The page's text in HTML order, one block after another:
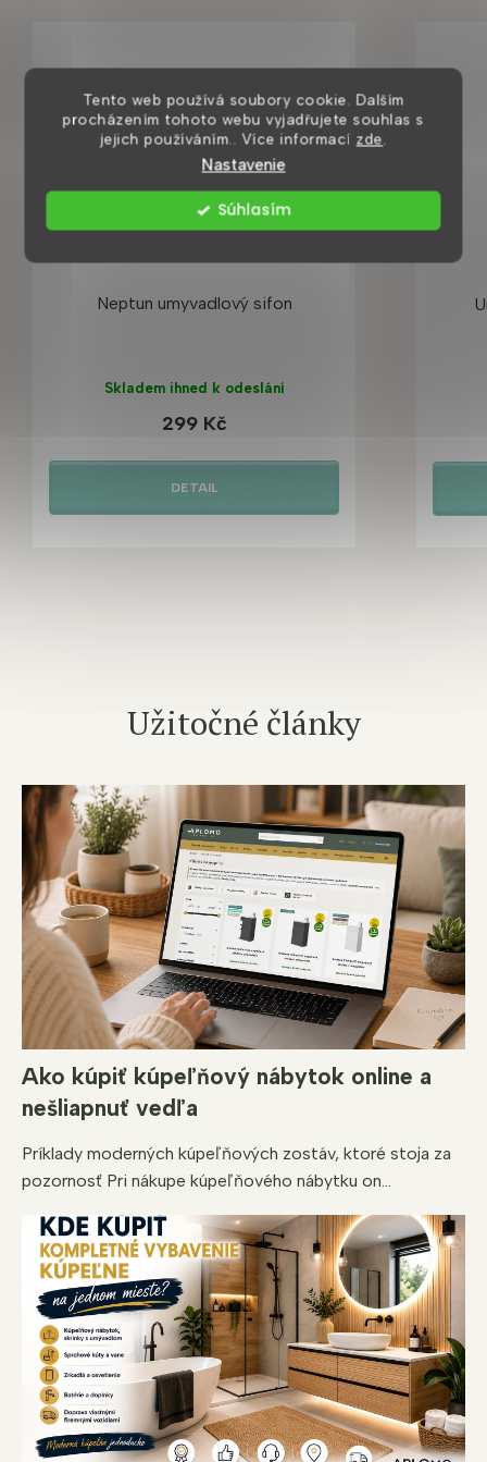
Tento web používá soubory cookie. Dalším
procházením tohoto webu vyjadřujete souhlas s
jejich používáním.. Více informací zde.
Nastavenie
Súhlasím
Neptun umyvadlový sifon
Skladem ihned k odeslání
299 Kč
DETAIL
Užitočné články
Ako kúpiť kúpeľňový nábytok online a
nešliapnuť vedľa
Príklady moderných kúpeľňových zostáv, ktoré stoja za
pozornosť Pri nákupe kúpeľňového nábytku on...